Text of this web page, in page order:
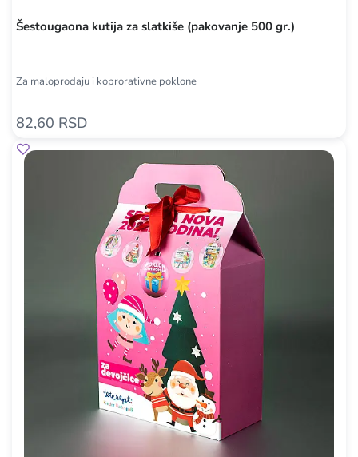
Šestougaona kutija za slatkiše (pakovanje 500 gr.)
Za maloprodaju i koprorativne poklone
82,60 RSD